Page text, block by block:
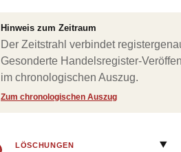
Hinweis zum Zeitraum
Der Zeitstrahl verbindet
Gesonderte Handelsregister-
im chronologischen Auszug.
Zum chronologischen Auszug
LÖSCHUNGEN